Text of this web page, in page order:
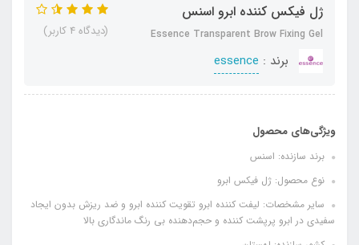
ژل فیکس کننده ابرو اسنس
Essence Transparent Brow Fixing Gel
برند : essence
(دیدگاه 4 کاربر)
ویژگی‌های محصول
برند سازنده: اسنس
نوع محصول: ژل فیکس ابرو
سایر مشخصات: لیفت کننده ابرو تقویت کننده ابرو و ضد ریزش بدون ایجاد
سفیدی در ابرو پرپشت کننده و حجم‌دهنده بی رنگ ماندگاری بالا